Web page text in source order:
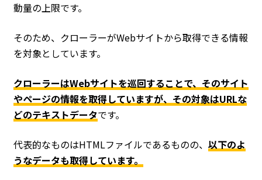
動量の上限です。
そのため、クローラーがWebサイトから取得できる情報
を対象としています。
クローラーはWebサイトを巡回することで、そのサイト
やページの情報を取得していますが、その対象はURLな
どのテキストデータです。
代表的なものはHTMLファイルであるものの、 以下のよ
うなデータも取得しています。